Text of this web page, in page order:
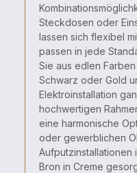
Steckdosen oder
lassen sich flexibel
passen in jede
Sie aus edlen Farben
Schwarz oder Gold
Elektroinstallation
hochwertigen
eine harmonische
oder gewerblichen
Aufputzinstallationen
Bron in Creme